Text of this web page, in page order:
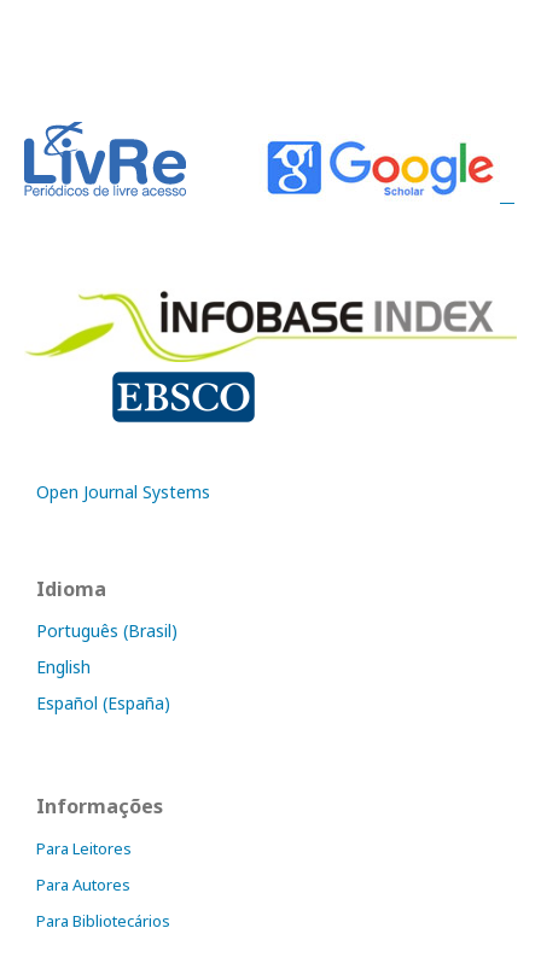
Open Journal Systems
Idioma
Português (Brasil)
English
Español (España)
Informações
Para Leitores
Para Autores
Para Bibliotecários